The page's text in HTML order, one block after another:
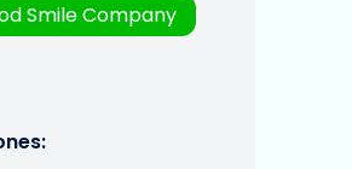
Smile Company